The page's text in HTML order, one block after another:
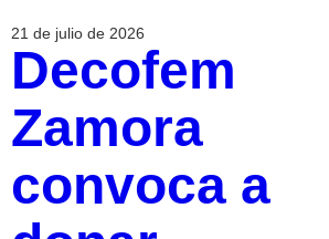
21 de julio de 2026
Decofem
Zamora
convoca a